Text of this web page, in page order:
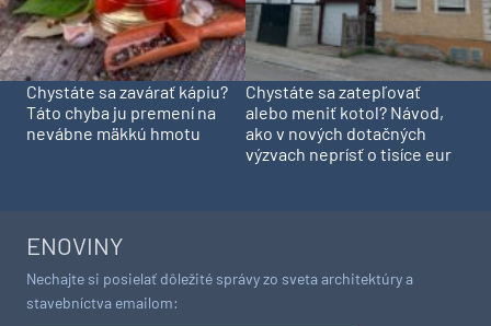
Chystáte sa zavárať kápiu?
Táto chyba ju premení na
nevábne mäkkú hmotu
Chystáte sa zatepľovať
alebo meniť kotol? Návod,
ako v nových dotačných
výzvach neprísť o tisíce eur
ENOVINY
Nechajte si posielať dôležité správy zo sveta architektúry a
stavebníctva emailom: